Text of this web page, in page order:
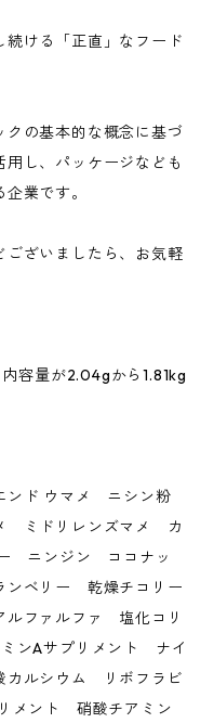
ける「正直」なフード
クの基本的な概念に基づ
し、パッケージなども
業です。
ざいましたら、お気軽
容量が2.04gから1.81kg
ド ウマメ ニシン粉
ミドリレンズマメ カ
ニンジン ココナッ
ベリー 乾燥チコリー
ファルファ 塩化コリ
ンAサプリメント ナイ
カルシウム リボフラビ
メント 硝酸チアミン